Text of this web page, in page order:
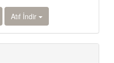
Atıf İndir